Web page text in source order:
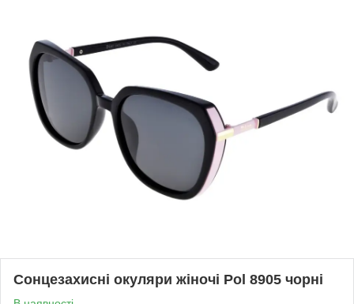
Сонцезахисні окуляри жіночі Pol 8905 чорні